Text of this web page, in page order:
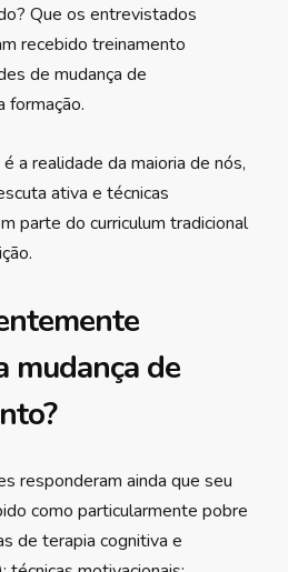
Que os entrevistados
recebido treinamento
de mudança de
formação.
a realidade da maioria de nós,
ativa e técnicas
parte do curriculum tradicional
mudança de
responderam ainda que seu
como particularmente pobre
de terapia cognitiva e